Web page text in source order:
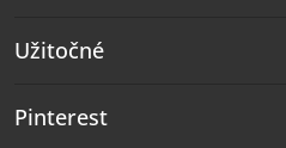
Užitočné
Pinterest